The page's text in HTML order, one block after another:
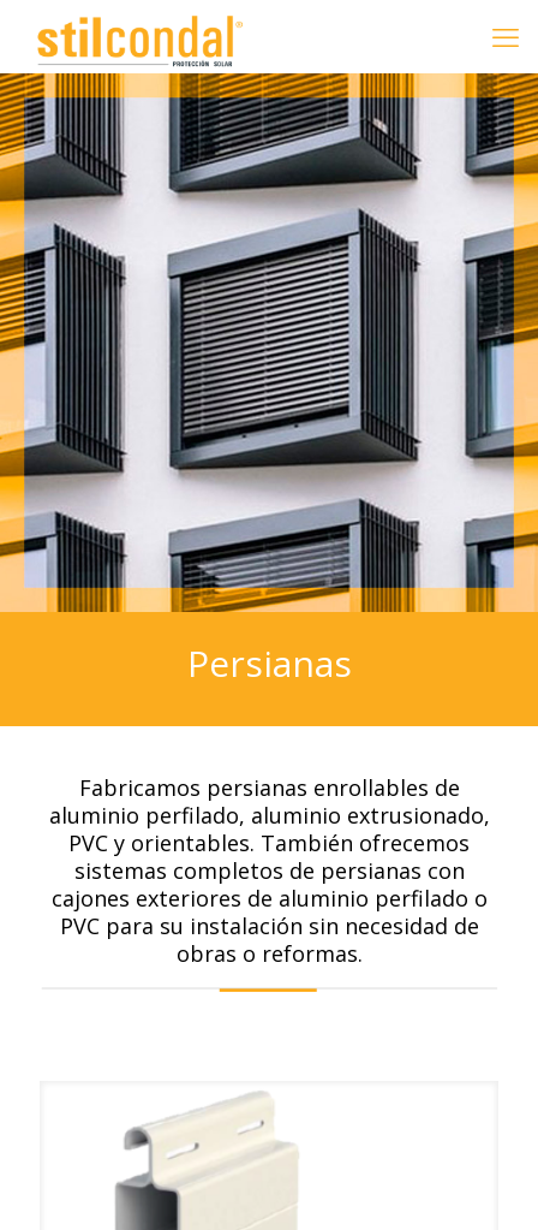
Persianas
Fabricamos persianas enrollables de
aluminio perfilado, aluminio extrusionado,
PVC y orientables. También ofrecemos
sistemas completos de persianas con
cajones exteriores de aluminio perfilado o
PVC para su instalación sin necesidad de
obras o reformas.